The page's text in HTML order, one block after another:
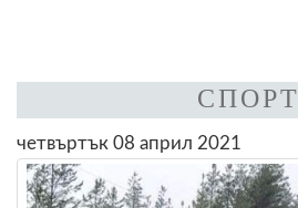
СПОРТ
четвъртък 08 април 2021